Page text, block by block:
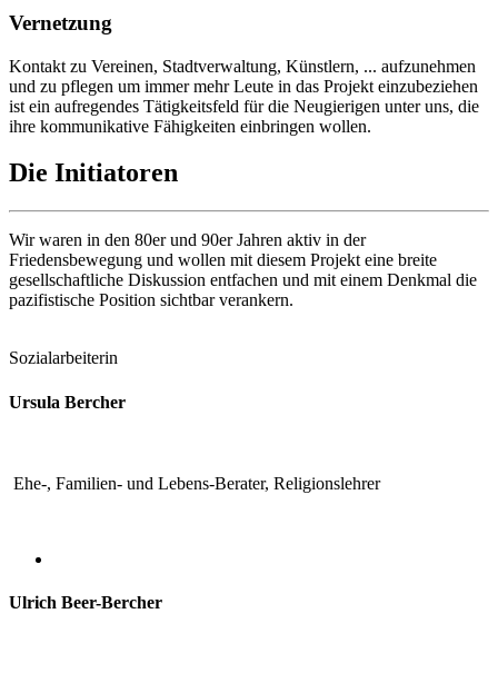
Vernetzung
Kontakt zu Vereinen, Stadtverwaltung, Künstlern, ... aufzunehmen
und zu pflegen um immer mehr Leute in das Projekt einzubeziehen
ist ein aufregendes Tätigkeitsfeld für die Neugierigen unter uns, die
ihre kommunikative Fähigkeiten einbringen wollen.
Die Initiatoren
Wir waren in den 80er und 90er Jahren aktiv in der
Friedensbewegung und wollen mit diesem Projekt eine breite
gesellschaftliche Diskussion entfachen und mit einem Denkmal die
pazifistische Position sichtbar verankern.
Sozialarbeiterin
Ursula Bercher
Ehe-, Familien- und Lebens-Berater, Religionslehrer
Ulrich Beer-Bercher